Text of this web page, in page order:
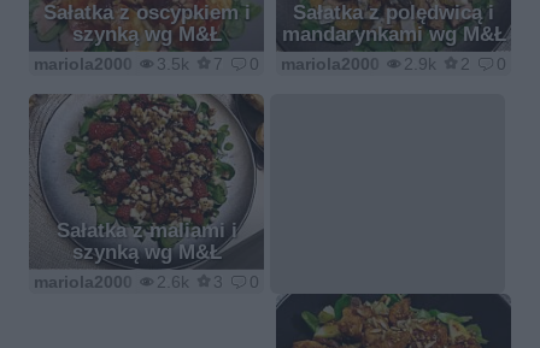
Sałatka z oscypkiem i
szynką wg M&Ł
3.5k 7 0
mariola2000
Sałatka z polędwicą i
mandarynkami wg M&Ł
2.9k 2 0
mariola2000
Sałatka z maliami i
szynką wg M&Ł
2.6k 3 0
mariola2000